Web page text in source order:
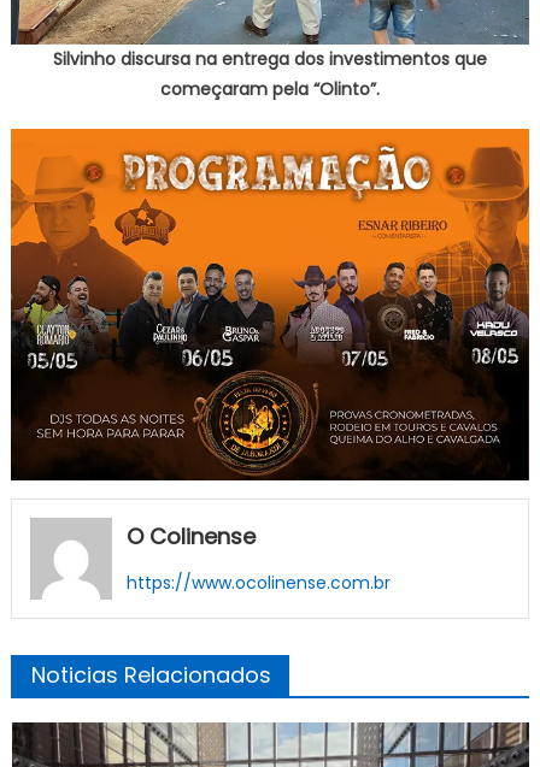
Silvinho discursa na entrega dos investimentos que
começaram pela “Olinto”.
O Colinense
https://www.ocolinense.com.br
Noticias Relacionados